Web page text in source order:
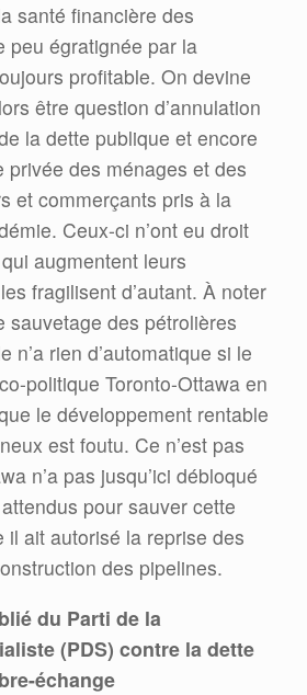
santé financière des
peu égratignée par la
profitable. On devine
être question d’annulation
la dette publique et encore
privée des ménages et des
et commerçants pris à la
Ceux-ci n’ont eu droit
augmentent leurs
fragilisent d’autant. À noter
sauvetage des pétrolières
n’a rien d’automatique si le
politique Toronto-Ottawa en
le développement rentable
est foutu. Ce n’est pas
n’a pas jusqu’ici débloqué
pour sauver cette
il ait autorisé la reprise des
des pipelines.
du Parti de la
(PDS) contre la dette
échange